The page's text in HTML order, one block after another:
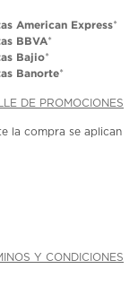
American Express*
BBVA*
Bajio*
Banorte*
DE PROMOCIONES
la compra se aplican
Y CONDICIONES